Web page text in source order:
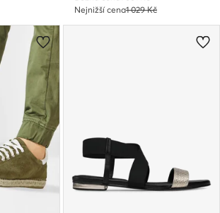
Nejnižší cena1 029 Kč